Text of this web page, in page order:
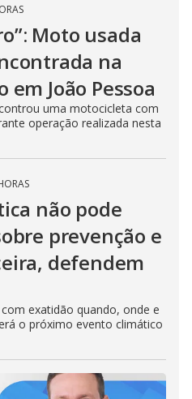
Moto usada
na
João Pessoa
uma motocicleta com
operação realizada nesta
não pode
prevenção e
defendem
exatidão quando, onde e
o próximo evento climático